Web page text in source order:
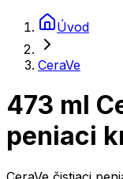
Úvod
CeraVe
473 ml
peniaci